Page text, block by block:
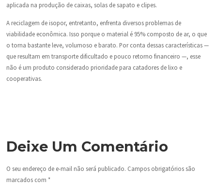
aplicada na produção de caixas, solas de sapato e clipes.
A reciclagem de isopor, entretanto, enfrenta diversos problemas de
viabilidade econômica. Isso porque o material é 95% composto de ar, o que
o torna bastante leve, volumoso e barato. Por conta dessas características —
que resultam em transporte dificultado e pouco retorno financeiro —, esse
não é um produto considerado prioridade para catadores de lixo e
cooperativas.
Deixe Um Comentário
O seu endereço de e-mail não será publicado. Campos obrigatórios são
marcados com *